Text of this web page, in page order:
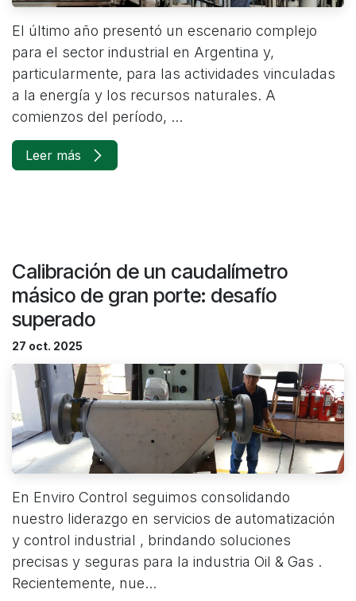
El último año presentó un escenario complejo
para el sector industrial en Argentina y,
particularmente, para las actividades vinculadas
a la energía y los recursos naturales. A
comienzos del período, ...
Leer más
Calibración de un caudalímetro
másico de gran porte: desafío
superado
27 oct. 2025
En Enviro Control seguimos consolidando
nuestro liderazgo en servicios de automatización
y control industrial , brindando soluciones
precisas y seguras para la industria Oil & Gas .
Recientemente, nue...